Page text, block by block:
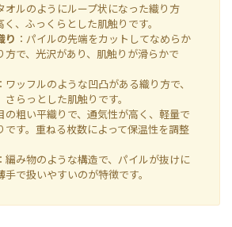
オルのようにループ状になった織り方
、ふっくらとした肌触りです。
り ：パイルの先端をカットしてなめらか
方で、光沢があり、肌触りが滑らかで
：ワッフルのような凹凸がある織り方で、
らっとした肌触りです。
の粗い平織りで、通気性が高く、軽量で
です。重ねる枚数によって保温性を調整
：編み物のような構造で、パイルが抜けに
手で扱いやすいのが特徴です。